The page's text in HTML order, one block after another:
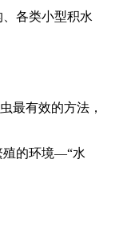
、各类小型积水
最有效的方法，
殖的环境—“水